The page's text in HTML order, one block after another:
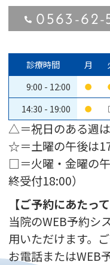
0563-62-
診療時間 月
9:00 - 12:00
●
14:30 - 19:00 ●
△＝祝日のある週は
☆＝土曜の午後は
□＝火曜・金曜の
終受付18:00）
【ご予約にあたっ
当院のWEB予約シ
用いただけます。
お電話またはWEB